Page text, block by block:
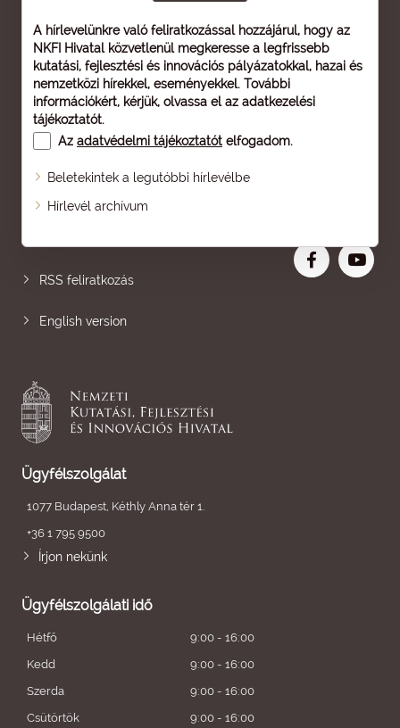
A hírlevelünkre való feliratkozással hozzájárul, hogy az
NKFI Hivatal közvetlenül megkeresse a legfrissebb
kutatási, fejlesztési és innovációs pályázatokkal, hazai és
nemzetközi hírekkel, eseményekkel. További
információkért, kérjük, olvassa el az adatkezelési
tájékoztatót.
Az adatvédelmi tájékoztatót elfogadom.
Beletekintek a legutóbbi hírlevélbe
Hírlevél archívum
Oldaltérkép
RSS feliratkozás
English version
Ügyfélszolgálat
1077 Budapest, Kéthly Anna tér 1.
+36 1 795 9500
Írjon nekünk
Ügyfélszolgálati idő
Hétfő
9:00 - 16:00
Kedd
9:00 - 16:00
Szerda
9:00 - 16:00
Csütörtök
9:00 - 16:00